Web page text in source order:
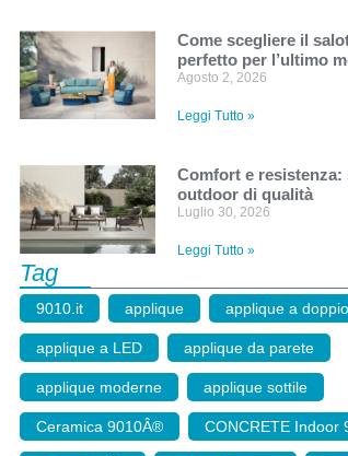
Come scegliere il
perfetto per l’ultimo
Agosto 2, 2026
Leggi Tutto »
Comfort e resistenza:
outdoor di qualità
Luglio 30, 2026
Leggi Tutto »
Tag
9010.it applique applique a
applique a LED applique da parete
applique moderne applique sottile
Ceramica 9010Â® CONCRETE Indoor